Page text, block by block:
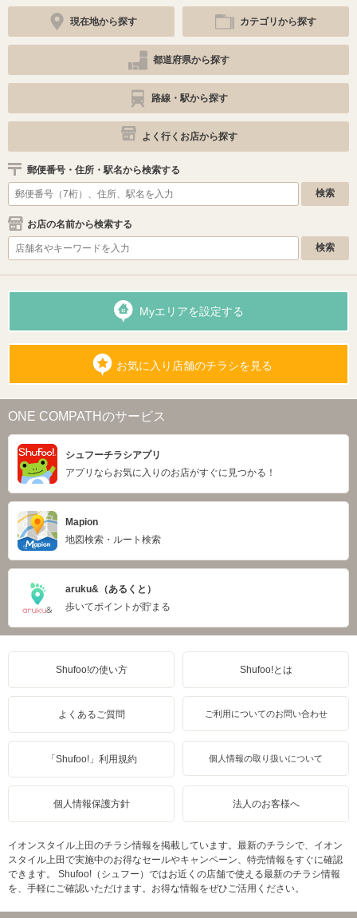
現在地から探す カテゴリから探す
都道府県から探す
路線・駅から探す
よく行くお店から探す
郵便番号・住所・駅名から検索する
お店の名前から検索する
Myエリアを設定する
お気に入り店舗のチラシを見る
ONE COMPATHのサービス
シュフーチラシアプリ
アプリならお気に入りのお店がすぐに見つかる！
Mapion
地図検索・ルート検索
aruku&（あるくと）
歩いてポイントが貯まる
Shufoo!の使い方 Shufoo!とは
よくあるご質問 ご利用についてのお問い合わせ
「Shufoo!」利用規約 個人情報の取り扱いについて
個人情報保護方針 法人のお客様へ
イオンスタイル上田のチラシ情報を掲載しています。最新のチラシで、イオン
スタイル上田で実施中のお得なセールやキャンペーン、特売情報をすぐに確認
できます。 Shufoo!（シュフー）ではお近くの店舗で使える最新のチラシ情報
を、手軽にご確認いただけます。お得な情報をぜひご活用ください。